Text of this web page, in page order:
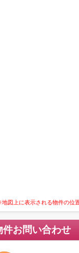
図上に表示される物件の位
件お問い合わせ